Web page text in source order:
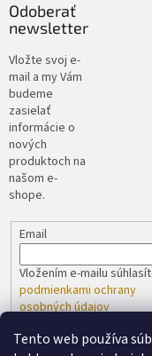
Tento web používa
Odoberať
newsletter
Vložte svoj e-
mail a my Vám
budeme
zasielať
informácie o
nových
produktoch na
našom e-
shope.
Email
Vložením e-mailu
podmienkami ochrany
osobných údajov
PRIHLÁSIŤ SA